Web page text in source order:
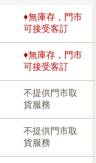
♦無庫存，門市
可接受客訂
♦無庫存，門市
可接受客訂
不提供門市取
貨服務
不提供門市取
貨服務